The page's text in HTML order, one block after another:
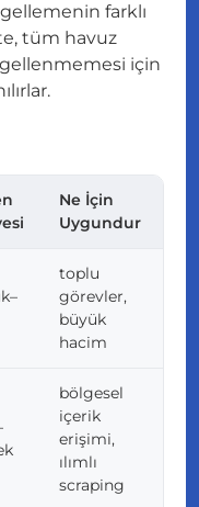
farklı
tüm havuz
için
Ne İçin
Uygundur
toplu
görevler,
büyük
hacim
bölgesel
içerik
erişimi,
ılımlı
scraping